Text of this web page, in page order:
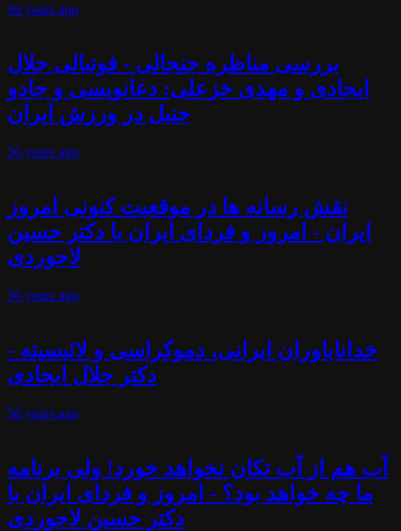
56 years ago
بررسی مناظره جنجالی - فوتبالی جلال
ایجادی و مهدی خزعلی: دعانویسی و جادو
جنبل در ورزش ایران
56 years ago
نقش رسانه ها در موقعیت کنونی امروز
ایران - امروز و فردای ایران با دکتر حسین
لاجوردی
56 years ago
خداناباوران ایرانی، دموکراسی و لائیسیته -
دکتر جلال ایجادی
56 years ago
آب هم از آب تکان نخواهد خورد! ولی برنامه
ما چه خواهد بود؟ - امروز و فردای ایران با
دکتر حسین لاجوردی